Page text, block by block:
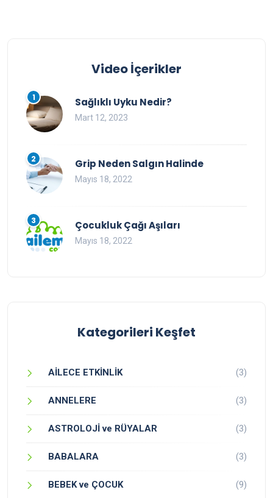
Video İçerikler
1 Sağlıklı Uyku Nedir?
Mart 12, 2023
2 Grip Neden Salgın Halinde
Mayıs 18, 2022
3 Çocukluk Çağı Aşıları
Mayıs 18, 2022
Kategorileri Keşfet
AİLECE ETKİNLİK (3)
ANNELERE (3)
ASTROLOJİ ve RÜYALAR (3)
BABALARA (3)
BEBEK ve ÇOCUK (9)